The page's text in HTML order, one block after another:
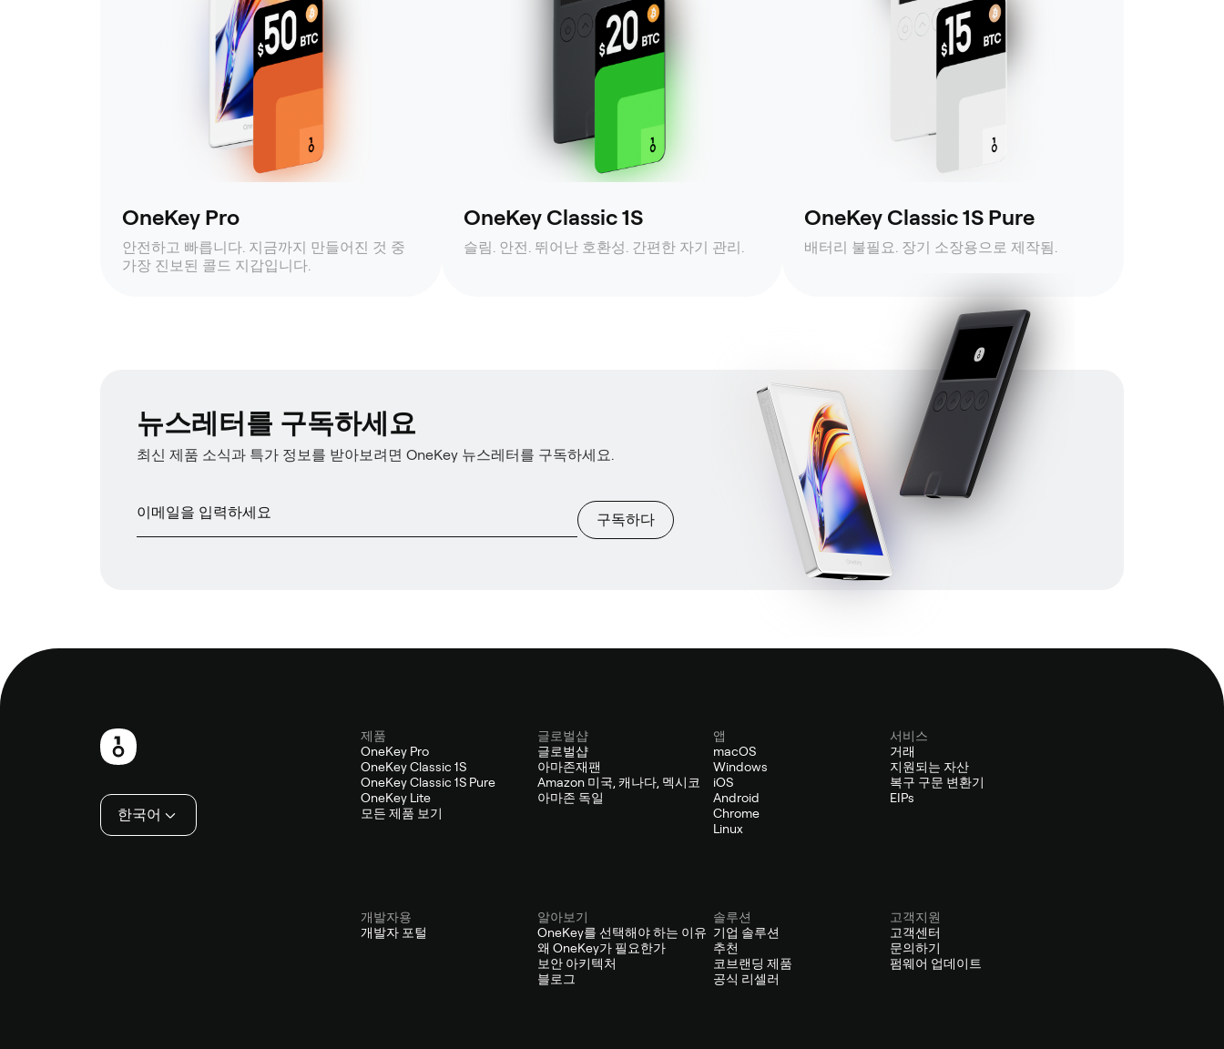
OneKey Pro
안전하고 빠릅니다. 지금까지 만들어진 것 중
가장 진보된 콜드 지갑입니다.
OneKey Classic 1S
슬림. 안전. 뛰어난 호환성. 간편한 자기 관리.
OneKey Classic 1S Pure
배터리 불필요. 장기 소장용으로 제작됨.
뉴스레터를 구독하세요
최신 제품 소식과 특가 정보를 받아보려면 OneKey 뉴스레터를 구독하세요.
구독하다
한국어
제품
OneKey Pro
OneKey Classic 1S
OneKey Classic 1S Pure
OneKey Lite
모든 제품 보기
글로벌샵
글로벌샵
아마존재팬
Amazon 미국, 캐나다, 멕시코
아마존 독일
앱
macOS
Windows
iOS
Android
Chrome
Linux
서비스
거래
지원되는 자산
복구 구문 변환기
EIPs
개발자용
개발자 포털
알아보기
OneKey를 선택해야 하는 이유
왜 OneKey가 필요한가
보안 아키텍처
블로그
솔루션
기업 솔루션
추천
코브랜딩 제품
공식 리셀러
고객지원
고객센터
문의하기
펌웨어 업데이트